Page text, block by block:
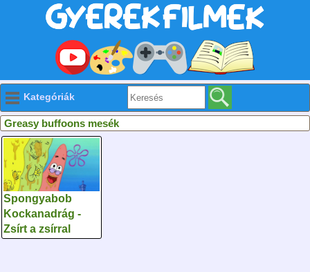
Kategóriák
Greasy buffoons mesék
Spongyabob
Kockanadrág -
Zsírt a zsírral